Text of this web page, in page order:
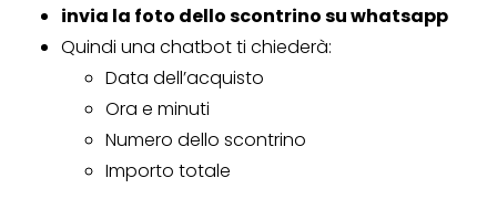
invia la foto dello scontrino su whatsapp
Quindi una chatbot ti chiederà:
Data dell’acquisto
Ora e minuti
Numero dello scontrino
Importo totale